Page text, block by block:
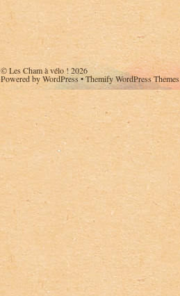
©Les Cham à vélo !2026
Powered byWordPress•Themify WordPress Themes